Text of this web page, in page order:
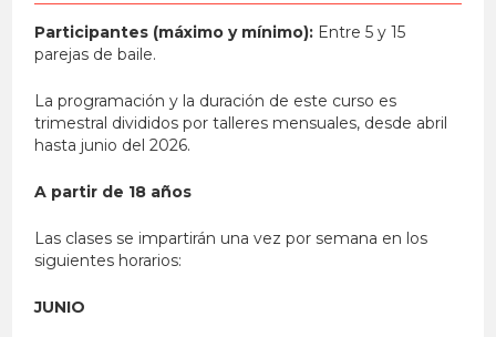
Participantes (máximo y mínimo): Entre 5 y 15
parejas de baile.
La programación y la duración de este curso es
trimestral divididos por talleres mensuales, desde abril
hasta junio del 2026.
A partir de 18 años
Las clases se impartirán una vez por semana en los
siguientes horarios:
JUNIO